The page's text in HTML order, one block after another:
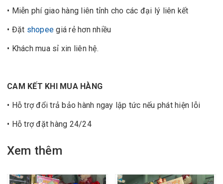
• Miễn phí giao hàng liên tỉnh cho các đại lý liên kết
• Đặt shopee giá rẻ hơn nhiều
• Khách mua sỉ xin liên hệ.
CAM KẾT KHI MUA HÀNG
• Hỗ trợ đổi trả bảo hành ngay lập tức nếu phát hiện lỗi
• Hỗ trợ đặt hàng 24/24
Xem thêm